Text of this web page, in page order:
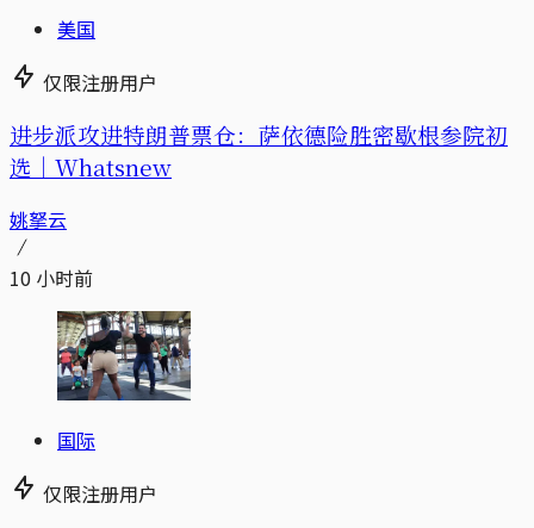
美国
仅限注册用户
进步派攻进特朗普票仓：萨依德险胜密歇根参院初
选｜Whatsnew
姚拏云
10 小时前
国际
仅限注册用户